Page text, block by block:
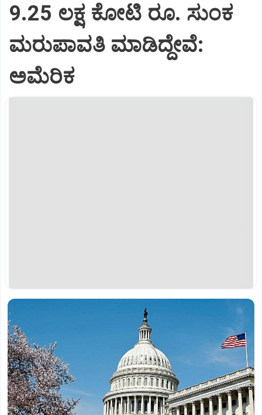
9.25 ಲಕ್ಷ ಕೋಟಿ ರೂ. ಸುಂಕ
ಮರುಪಾವತಿ ಮಾಡಿದ್ದೇವೆ:
ಅಮೆರಿಕ